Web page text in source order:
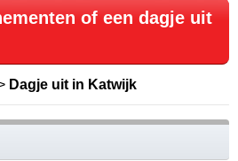
of een dagje uit
Dagje uit in Katwijk